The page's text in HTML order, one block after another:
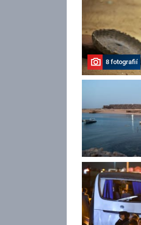
8 fotografií